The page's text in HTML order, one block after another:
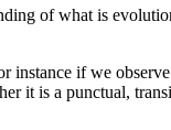
of what is
instance if we
it is a punctual,